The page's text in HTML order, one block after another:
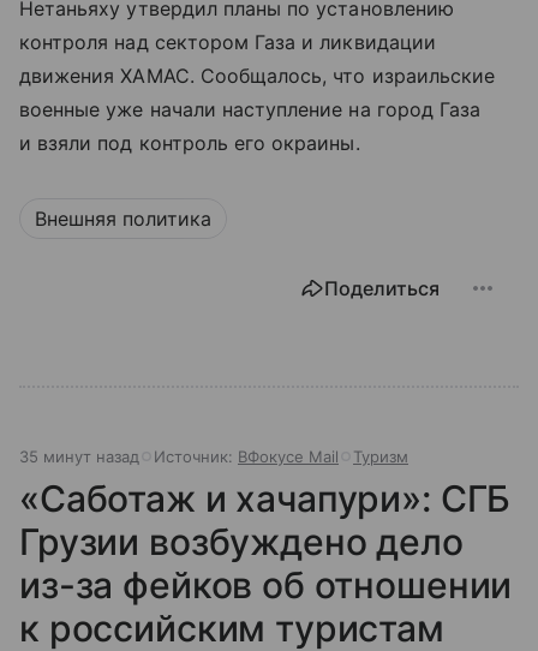
Нетаньяху утвердил планы по установлению
контроля над сектором Газа и ликвидации
движения ХАМАС. Сообщалось, что израильские
военные уже начали наступление на город Газа
и взяли под контроль его окраины.
Внешняя политика
Поделиться
35 минут назад Источник: ВФокусе Mail Туризм
«Саботаж и хачапури»: СГБ
Грузии возбуждено дело
из-за фейков об отношении
к российским туристам